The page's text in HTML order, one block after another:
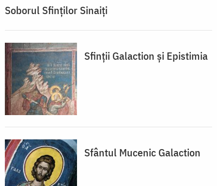
Soborul Sfinţilor Sinaiţi
Sfinţii Galaction şi Epistimia
Sfântul Mucenic Galaction